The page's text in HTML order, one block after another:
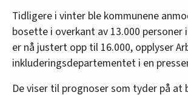
Tidligere i vinter ble kommunene
bosette i overkant av 13.000 personer
er nå justert opp til 16.000, opplyser
inkluderingsdepartementet i en
De viser til prognoser som tyder på at